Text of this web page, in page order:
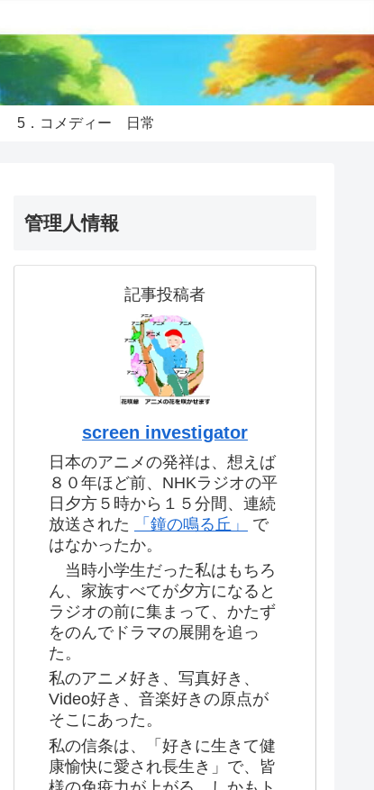
5．コメディー 日常
管理人情報
記事投稿者
screen investigator
日本のアニメの発祥は、想えば
８０年ほど前、NHKラジオの平
日夕方５時から１５分間、連続
放送された
「鐘の鳴る丘」
で
はなかったか。
当時小学生だった私はもちろ
ん、家族すべてが夕方になると
ラジオの前に集まって、かたず
をのんでドラマの展開を追っ
た。
私のアニメ好き、写真好き、
Video好き、音楽好きの原点が
そこにあった。
私の信条は、「好きに生きて健
康愉快に愛され長生き」で、皆